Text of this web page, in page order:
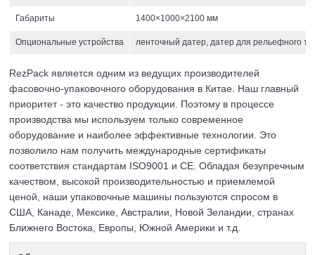
Габариты 1400×1000×2100 мм
Опциональные устройства ленточный датер, датер для рельефного
RezPack является одним из ведущих производителей
фасовочно-упаковочного оборудования в Китае. Наш главный
приоритет - это качество продукции. Поэтому в процессе
производства мы используем только современное
оборудование и наиболее эффективные технологии. Это
позволило нам получить международные сертификаты
соответствия стандартам ISO9001 и СЕ. Обладая безупречным
качеством, высокой производительностью и приемлемой
ценой, наши упаковочные машины пользуются спросом в
США, Канаде, Мексике, Австралии, Новой Зеландии, странах
Ближнего Востока, Европы, Южной Америки и т.д.